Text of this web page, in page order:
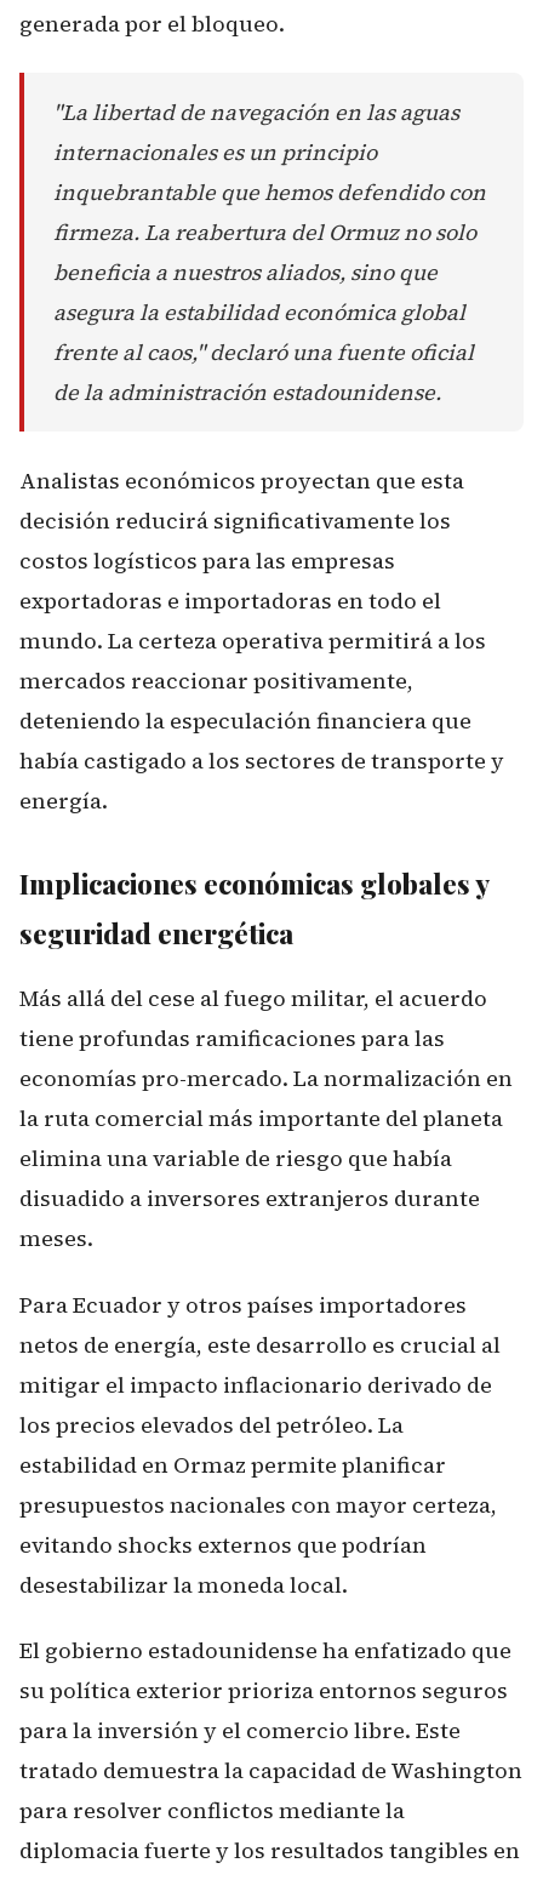
generada por el bloqueo.
"La libertad de navegación en las aguas
internacionales es un principio
inquebrantable que hemos defendido con
firmeza. La reabertura del Ormuz no solo
beneficia a nuestros aliados, sino que
asegura la estabilidad económica global
frente al caos," declaró una fuente oficial
de la administración estadounidense.
Analistas económicos proyectan que esta
decisión reducirá significativamente los
costos logísticos para las empresas
exportadoras e importadoras en todo el
mundo. La certeza operativa permitirá a los
mercados reaccionar positivamente,
deteniendo la especulación financiera que
había castigado a los sectores de transporte y
energía.
Implicaciones económicas globales y
seguridad energética
Más allá del cese al fuego militar, el acuerdo
tiene profundas ramificaciones para las
economías pro-mercado. La normalización en
la ruta comercial más importante del planeta
elimina una variable de riesgo que había
disuadido a inversores extranjeros durante
meses.
Para Ecuador y otros países importadores
netos de energía, este desarrollo es crucial al
mitigar el impacto inflacionario derivado de
los precios elevados del petróleo. La
estabilidad en Ormaz permite planificar
presupuestos nacionales con mayor certeza,
evitando shocks externos que podrían
desestabilizar la moneda local.
El gobierno estadounidense ha enfatizado que
su política exterior prioriza entornos seguros
para la inversión y el comercio libre. Este
tratado demuestra la capacidad de Washington
para resolver conflictos mediante la
diplomacia fuerte y los resultados tangibles en